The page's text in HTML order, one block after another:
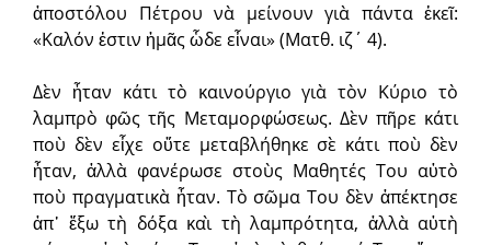
ἀποστόλου Πέτρου νὰ μείνουν γιὰ πάν­τα ἐκεῖ:
«Καλόν ἐστιν ἡμᾶς ὧδε εἶναι» (Ματθ. ιζ΄ 4).
Δὲν ἦταν κάτι τὸ καινούργιο γιὰ τὸν Κύριο τὸ
λαμπρὸ φῶς τῆς Μεταμορφώσεως. Δὲν πῆρε κάτι
ποὺ δὲν εἶχε οὔτε μεταβλήθηκε σὲ κάτι ποὺ δὲν
ἦταν, ἀλλὰ φανέρωσε στοὺς Μαθητές Του αὐτὸ
ποὺ πρα­γματικὰ ἦταν. Τὸ σῶμα Του δὲν ἀπέκτησε
ἀπ᾿ ἔξω τὴ δόξα καὶ τὴ λαμπρότητα, ἀλλὰ αὐτὴ